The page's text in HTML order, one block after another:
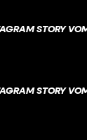
STORY
STORY